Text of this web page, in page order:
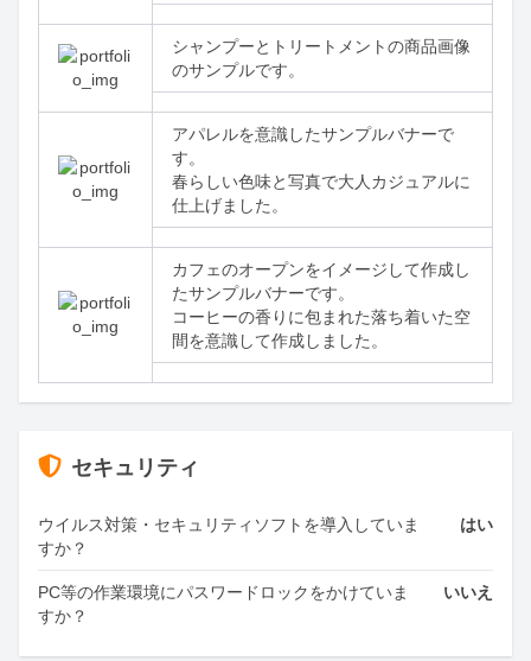
シャンプーとトリートメントの商品画像
のサンプルです。
アパレルを意識したサンプルバナーで
す。
春らしい色味と写真で大人カジュアルに
仕上げました。
カフェのオープンをイメージして作成し
たサンプルバナーです。
コーヒーの香りに包まれた落ち着いた空
間を意識して作成しました。
セキュリティ
ウイルス対策・セキュリティソフトを導入していま
すか？
はい
PC等の作業環境にパスワードロックをかけていま
すか？
いいえ